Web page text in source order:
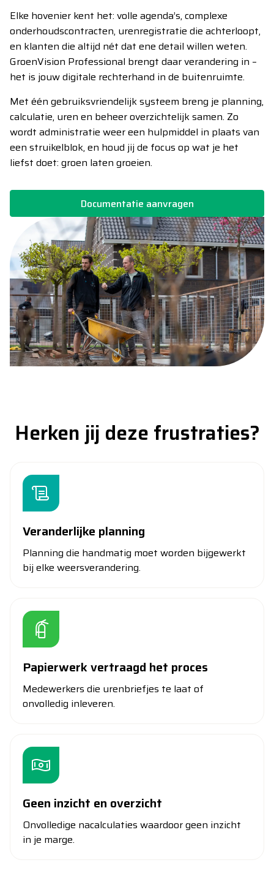
Elke hovenier kent het: volle agenda’s, complexe
onderhoudscontracten, urenregistratie die achterloopt,
en klanten die altijd nét dat ene detail willen weten.
GroenVision Professional brengt daar verandering in –
het is jouw digitale rechterhand in de buitenruimte.
Met één gebruiksvriendelijk systeem breng je planning,
calculatie, uren en beheer overzichtelijk samen. Zo
wordt administratie weer een hulpmiddel in plaats van
een struikelblok, en houd jij de focus op wat je het
liefst doet: groen laten groeien.
Documentatie aanvragen
Herken jij deze frustraties?
Veranderlijke planning
Planning die handmatig moet worden bijgewerkt
bij elke weersverandering.
Papierwerk vertraagd het proces
Medewerkers die urenbriefjes te laat of
onvolledig inleveren.
Geen inzicht en overzicht
Onvolledige nacalculaties waardoor geen inzicht
in je marge.